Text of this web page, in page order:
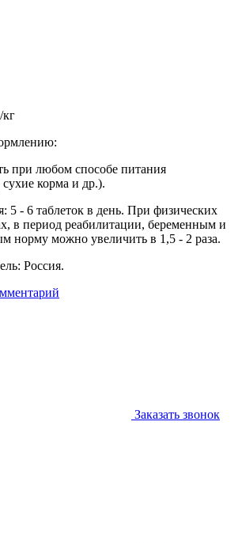
при любом способе питания
корма и др.).
5 - 6 таблеток в день. При физических
в период реабилитации, беременным и
норму можно увеличить в 1,5 - 2 раза.
Россия.
Заказать звонок